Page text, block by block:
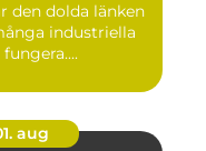
den dolda länken
industriella
aug